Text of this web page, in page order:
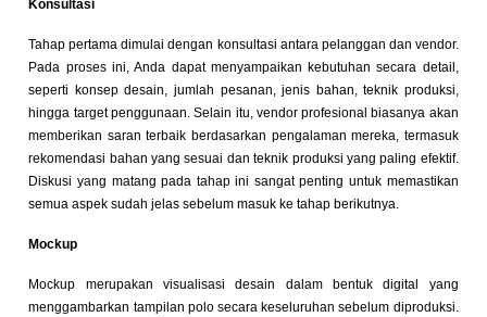
Konsultasi
Tahap pertama dimulai dengan konsultasi antara pelanggan dan vendor.
Pada proses ini, Anda dapat menyampaikan kebutuhan secara detail,
seperti konsep desain, jumlah pesanan, jenis bahan, teknik produksi,
hingga target penggunaan. Selain itu, vendor profesional biasanya akan
memberikan saran terbaik berdasarkan pengalaman mereka, termasuk
rekomendasi bahan yang sesuai dan teknik produksi yang paling efektif.
Diskusi yang matang pada tahap ini sangat penting untuk memastikan
semua aspek sudah jelas sebelum masuk ke tahap berikutnya.
Mockup
Mockup merupakan visualisasi desain dalam bentuk digital yang
menggambarkan tampilan polo secara keseluruhan sebelum diproduksi.